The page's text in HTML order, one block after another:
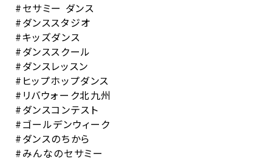
#セサミー ダンス
#ダンススタジオ
#キッズダンス
#ダンススクール
#ダンスレッスン
#ヒップホップダンス
#リバウォーク北九州
#ダンスコンテスト
#ゴールデンウィーク
#ダンスのちから
#みんなのセサミー